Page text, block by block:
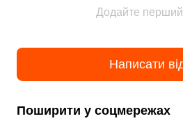
Додайте перший
Написати
Поширити у соцмережах